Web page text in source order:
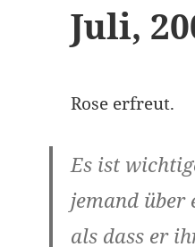
Juli,
Rose erfreut.
Es ist
jemand über
als dass er